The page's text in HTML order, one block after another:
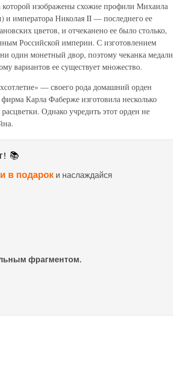
которой изображены схожие профили Михаила
и императора Николая II — последнего ее
цветов, и отчеканено ее было столько,
Российской империи. С изготовлением
один монетный двор, поэтому чеканка медали
вариантов ее существует множество.
— своего рода домашний орден
Карла Фаберже изготовила несколько
Однако учредить этот орден не
📚
в подарок и наслаждайся
фрагментом.